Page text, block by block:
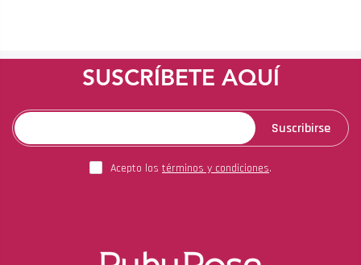
SUSCRÍBETE AQUÍ
Suscribirse
Acepto los términos y condiciones.